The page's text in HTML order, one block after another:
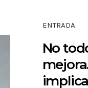
ENTRADA
No